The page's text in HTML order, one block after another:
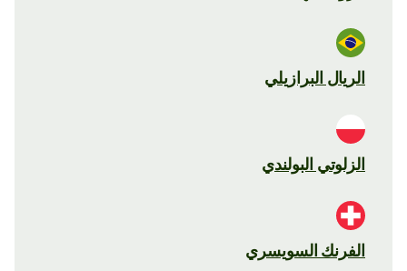
الريال البرازيلي
الزلوتي البولندي
الفرنك السويسري